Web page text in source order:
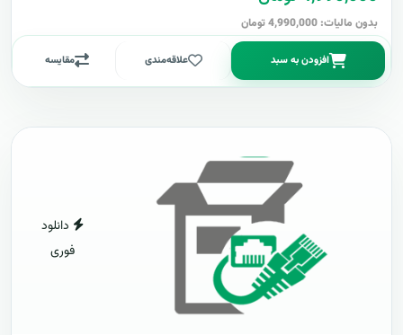
بدون مالیات: 4,990,000 تومان
افزودن به سبد علاقه‌مندی مقایسه
دانلود
فوری